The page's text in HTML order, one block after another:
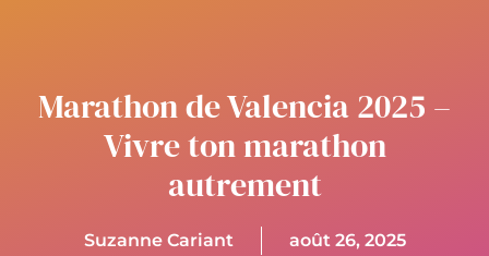
Marathon de Valencia 2025 –
Vivre ton marathon
autrement
Suzanne Cariant août 26, 2025